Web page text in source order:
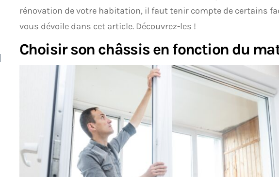
rénovation de votre habitation, il faut tenir compte de certains
vous dévoile dans cet article. Découvrez-les !
Choisir son châssis en fonction du